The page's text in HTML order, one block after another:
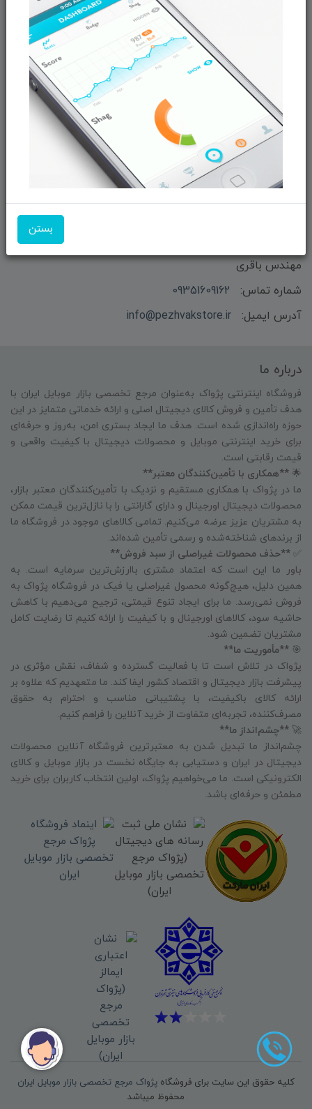
بستن
از تخفیف‌ها و جدیدترین‌های فروشگاه ما باخبر شوید:
ثبت‌نام
ما را در شبکه‌های اجتماعی دنبال کنید:
بازرگانی و فروش محصولات MSI ماتریکس - جناب آقای
مهندس باقری
شماره تماس:
09351609162
آدرس ایمیل:
info@pezhvakstore.ir
درباره ما
فروشگاه اینترنتی پژواک به‌عنوان مرجع تخصصی بازار موبایل ایران با
هدف تأمین و فروش کالای دیجیتال اصلی و ارائه خدماتی متمایز در این
حوزه راه‌اندازی شده است. هدف ما ایجاد بستری امن، به‌روز و حرفه‌ای
برای خرید اینترنتی موبایل و محصولات دیجیتال با کیفیت واقعی و
قیمت رقابتی است.
🌟 **همکاری با تأمین‌کنندگان معتبر**
ما در پژواک با همکاری مستقیم و نزدیک با تأمین‌کنندگان معتبر بازار،
محصولات دیجیتال اورجینال و دارای گارانتی را با نازل‌ترین قیمت ممکن
به مشتریان عزیز عرضه می‌کنیم. تمامی کالاهای موجود در فروشگاه ما
از برندهای شناخته‌شده و رسمی تأمین شده‌اند.
✅ **حذف محصولات غیراصلی از سبد فروش**
باور ما این است که اعتماد مشتری باارزش‌ترین سرمایه است. به
همین دلیل، هیچ‌گونه محصول غیراصلی یا فیک در فروشگاه پژواک به
فروش نمی‌رسد. ما برای ایجاد تنوع قیمتی، ترجیح می‌دهیم با کاهش
حاشیه سود، کالاهای اورجینال و با کیفیت را ارائه کنیم تا رضایت کامل
مشتریان تضمین شود.
🎯 **مأموریت ما**
پژواک در تلاش است تا با فعالیت گسترده و شفاف، نقش مؤثری در
پیشرفت بازار دیجیتال و اقتصاد کشور ایفا کند. ما متعهدیم که علاوه بر
ارائه کالای باکیفیت، با پشتیبانی مناسب و احترام به حقوق
مصرف‌کننده، تجربه‌ای متفاوت از خرید آنلاین را فراهم کنیم.
🚀 **چشم‌انداز ما**
چشم‌انداز ما تبدیل شدن به معتبرترین فروشگاه آنلاین محصولات
دیجیتال در ایران و دستیابی به جایگاه نخست در بازار موبایل و کالای
الکترونیکی است. ما می‌خواهیم پژواک، اولین انتخاب کاربران برای خرید
مطمئن و حرفه‌ای باشد.
کلیه حقوق این سایت برای فروشگاه پژواک مرجع تخصصی بازار موبایل ایران
محفوظ میباشد